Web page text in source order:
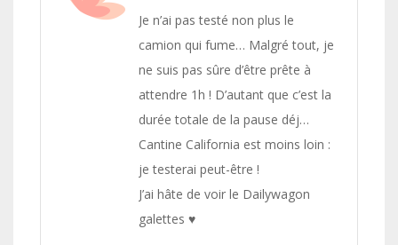
Je n’ai pas testé non plus le
camion qui fume… Malgré tout, je
ne suis pas sûre d’être prête à
attendre 1h ! D’autant que c’est la
durée totale de la pause déj…
Cantine California est moins loin :
je testerai peut-être !
J’ai hâte de voir le Dailywagon
galettes ♥